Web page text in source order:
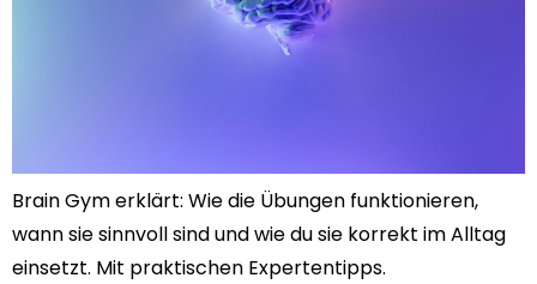
Brain Gym erklärt: Wie die Übungen funktionieren,
wann sie sinnvoll sind und wie du sie korrekt im Alltag
einsetzt. Mit praktischen Expertentipps.